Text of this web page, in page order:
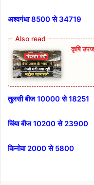
अश्वगंधा 8500 से 34719
कृषि
तुलसी बीज 10000 से 18251
चिंया बीज 10200 से 23900
किनोवा 2000 से 5800